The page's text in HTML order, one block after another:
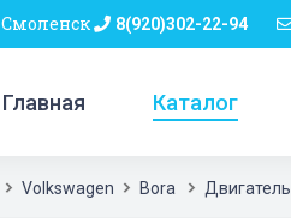
Смоленск 8(920)302-22-94
Главная Каталог
Volkswagen Bora Двигатель